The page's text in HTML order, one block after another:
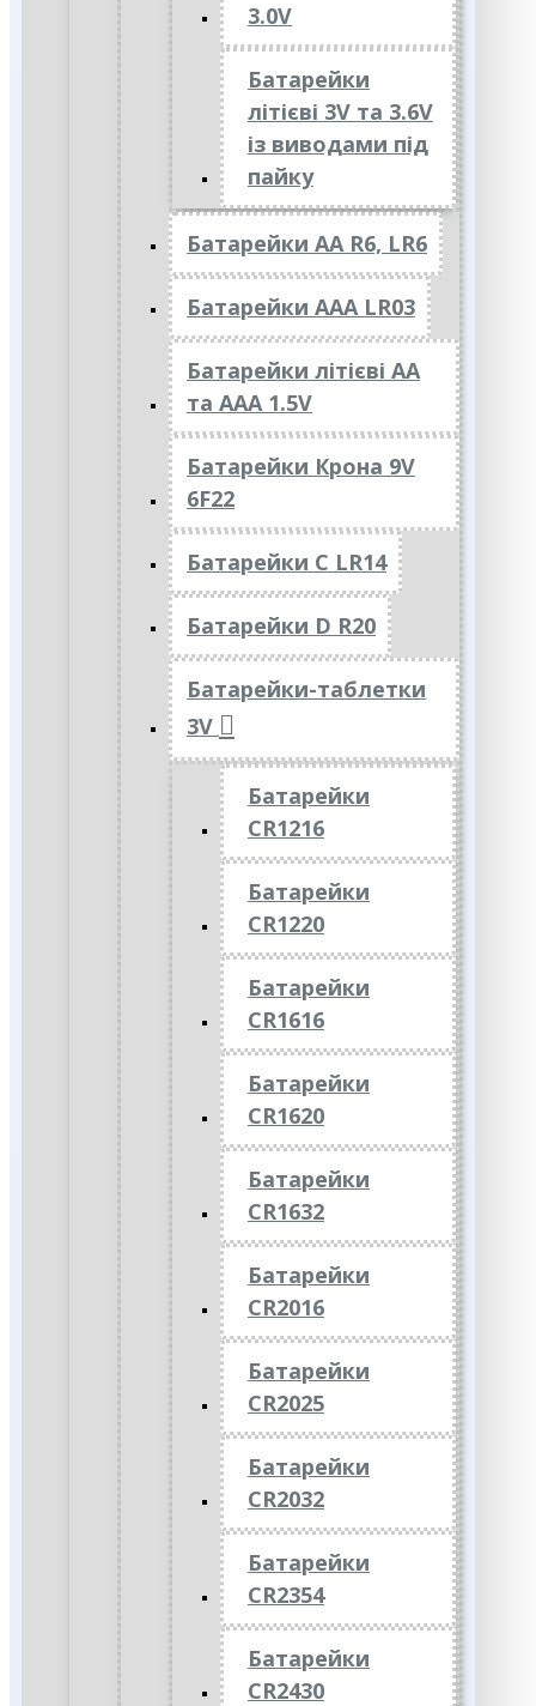
3.0V
Батарейки
літієві 3V та 3.6V
із виводами під
пайку
Батарейки АА R6, LR6
Батарейки АAА LR03
Батарейки літієві АА
та ААА 1.5V
Батарейки Крона 9V
6F22
Батарейки C LR14
Батарейки D R20
Батарейки-таблетки
3V
Батарейки
CR1216
Батарейки
CR1220
Батарейки
CR1616
Батарейки
CR1620
Батарейки
CR1632
Батарейки
CR2016
Батарейки
CR2025
Батарейки
CR2032
Батарейки
CR2354
Батарейки
CR2430